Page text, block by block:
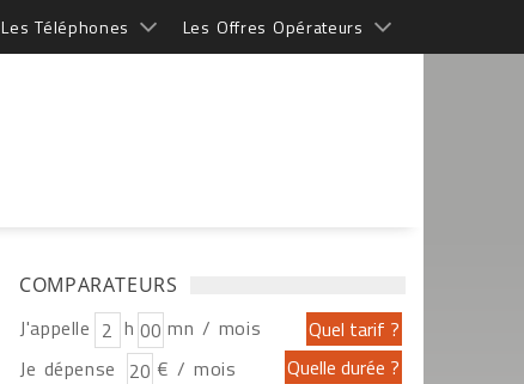
Les Téléphones Les Offres Opérateurs
COMPARATEURS
J'appelle h
mn / mois
Je dépense
€ / mois